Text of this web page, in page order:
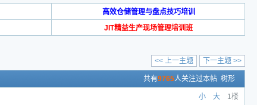
高效仓储管理与盘点技巧培训
JIT精益生产现场管理培训班
下一主题 >>
<< 上一主题
共有9765人关注过本帖 树形
小 大 1楼